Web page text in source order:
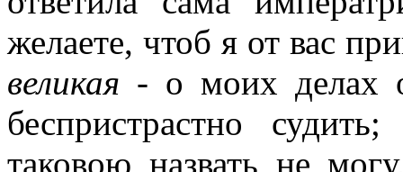
желаете, чтоб я от вас
великая - о моих делах
беспристрастно
таковою назвать не